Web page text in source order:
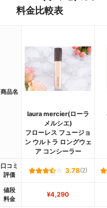
料金比較表
商品名
laura mercier(ローラ
メルシエ)
フローレス フュージョ
ン ウルトラ ロングウェ
ア コンシーラー
口コミ
評価
3.78(2)
値段
料金
¥4,290